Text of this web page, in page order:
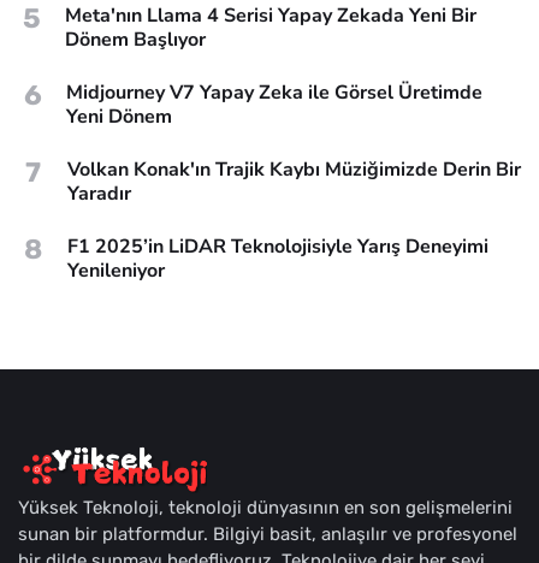
5
Meta'nın Llama 4 Serisi Yapay Zekada Yeni Bir
Dönem Başlıyor
6
Midjourney V7 Yapay Zeka ile Görsel Üretimde
Yeni Dönem
7
Volkan Konak'ın Trajik Kaybı Müziğimizde Derin Bir
Yaradır
8
F1 2025’in LiDAR Teknolojisiyle Yarış Deneyimi
Yenileniyor
Yüksek Teknoloji, teknoloji dünyasının en son gelişmelerini
sunan bir platformdur. Bilgiyi basit, anlaşılır ve profesyonel